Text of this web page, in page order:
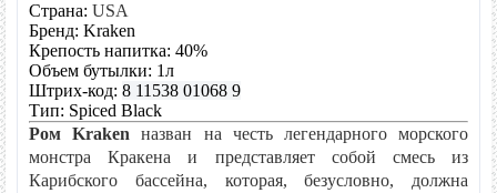
Цена:
Количество:
Страна: USA
Бренд: Kraken
Крепость напитка: 40%
Объем бутылки: 1л
Штрих-код: 8 11538 01068 9
Тип: Spiced Black
Ром Kraken назван на честь легендарного морского
монстра Кракена и представляет собой смесь из
Карибского бассейна, которая, безусловно, должна